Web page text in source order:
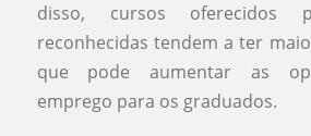
disso, cursos oferecidos
reconhecidas tendem a ter
que pode aumentar as
emprego para os graduados.